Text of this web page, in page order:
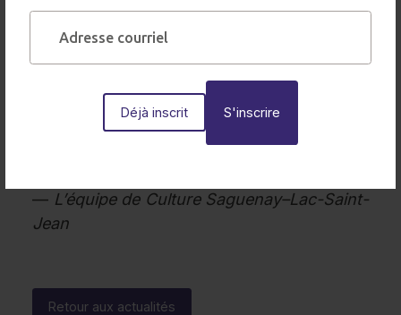
Déjà inscrit
Formulaire d'inscription à l'AGA
— L’équipe de Culture Saguenay–Lac-Saint-
Jean
Retour aux actualités